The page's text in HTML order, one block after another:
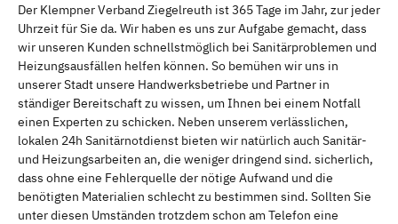
Der Klempner Verband Ziegelreuth ist 365 Tage im Jahr, zur jeder
Uhrzeit für Sie da. Wir haben es uns zur Aufgabe gemacht, dass
wir unseren Kunden schnellstmöglich bei Sanitärproblemen und
Heizungsausfällen helfen können. So bemühen wir uns in
unserer Stadt unsere Handwerksbetriebe und Partner in
ständiger Bereitschaft zu wissen, um Ihnen bei einem Notfall
einen Experten zu schicken. Neben unserem verlässlichen,
lokalen 24h Sanitärnotdienst bieten wir natürlich auch Sanitär-
und Heizungsarbeiten an, die weniger dringend sind. sicherlich,
dass ohne eine Fehlerquelle der nötige Aufwand und die
benötigten Materialien schlecht zu bestimmen sind. Sollten Sie
unter diesen Umständen trotzdem schon am Telefon eine